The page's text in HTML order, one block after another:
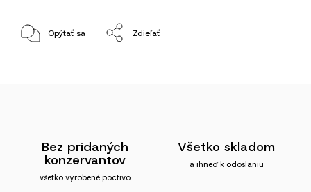
Opýtať sa Zdieľať
Bez pridaných
konzervantov
všetko vyrobené poctivo
Všetko skladom
a ihneď k odoslaniu